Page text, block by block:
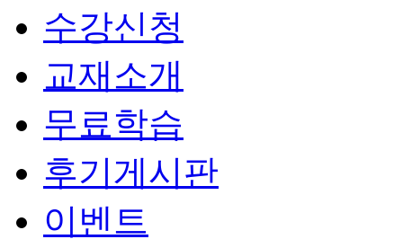
수강신청
교재소개
무료학습
후기게시판
이벤트